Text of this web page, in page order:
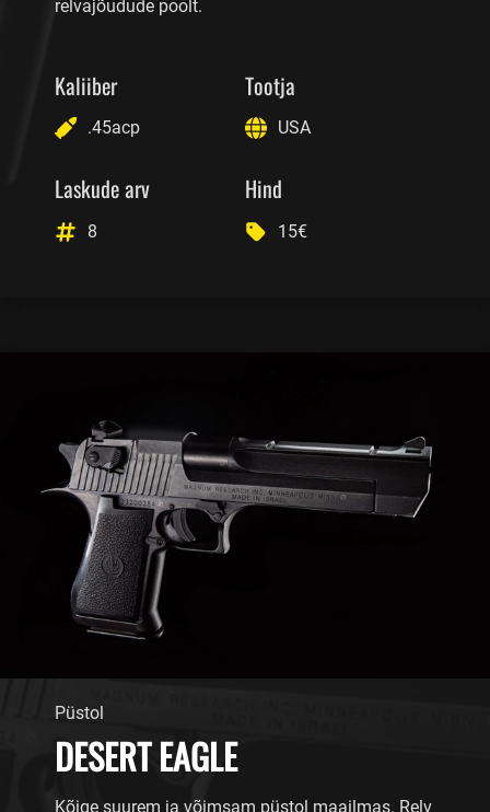
relvajõudude poolt.
Kaliiber
.45acp
Tootja
USA
Laskude arv
8
Hind
15€
Püstol
DESERT EAGLE
Kõige suurem ja võimsam püstol maailmas. Relv